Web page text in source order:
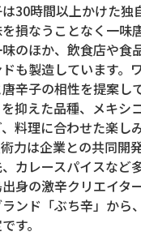
30時間以上かけた独
損なうことなく一味
のほか、飲食店や食
も製造しています。
辛子の相性を提案し
抑えた品種、メキシ
料理に合わせた楽し
力は企業との共同開
カレースパイスなど
身の激辛クリエイタ
ンド「ぶち辛」から
す。